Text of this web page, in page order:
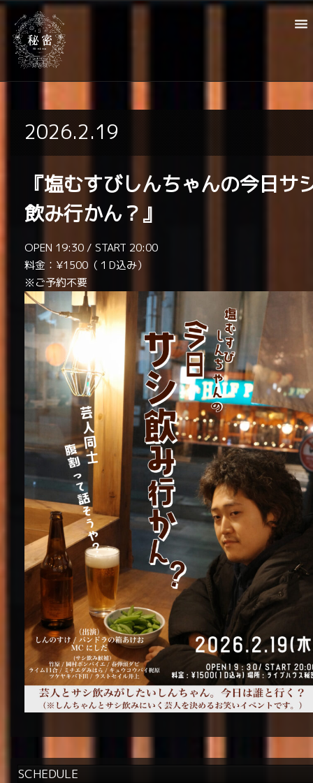
2026.2.19
『塩むすびしんちゃんの今日サ
飲み行かん？』
OPEN 19:30 / START 20:00
料金：¥1500（１D込み）
※ご予約不要
SCHEDULE